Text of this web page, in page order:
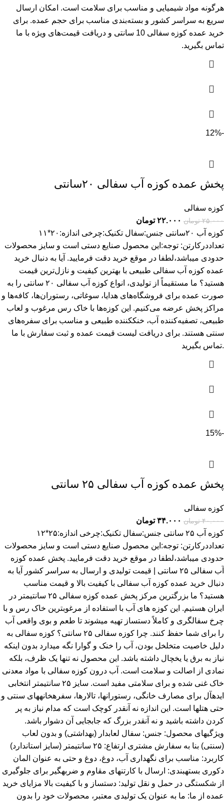
هرگونه مواد شیمیایی و مناسب برای سلامت است. امکان ارسال
سریع به سراسر کشور و بسته‌بندی مناسب برای حجم عمده. برای
خرید عمده کوزه سفالی 10 سانتی و دریافت قیمت‌های ویژه با ما
تماس بگیرید.
-12%
پخش عمده کوزه آب سفالی ۲۰سانتی
کوزه سفالی
۲۵.۰۰۰ تومان ۲۲.۰۰۰ تومان
کوزه آب ۲۰سانتی جنس:سفال تکنیک:چرخی اندازه:۲۰*۱۱
تعداددرکارتن: توجه:این محصول صنایع دستی است و سایز محصولات
حدودی میباشد،لطفا در موقع خرید دقت فرمایید. آیا به دنبال خرید
عمده کوزه آب سفالی طبیعی با بهترین کیفیت و نازل‌ترین قیمت
هستید؟ ما مستقیماً از تولیدی، انواع کوزه آب سفالی ۲۰ سانتی را به
صورت عمده برای فروشگاه‌های هدایا، سوغاتی، رستوران‌ها، کافه‌ها و
مراکز پخش عرضه می‌کنیم. این کوزه‌ها با خاک رس مرغوب و لعاب
طبیعی، تصفیه‌کننده آب، خنک‪کننده طبیعى و مناسب برای سفره‌های
سنتی هستند. برای دریافت لیست قیمت عمده و ثبت سفارش با ما
تماس بگیرید.
-15%
پخش عمده کوزه آب سفالی ۲۵ سانتی
کوزه سفالی
۴۰.۰۰۰ تومان ۳۴.۰۰۰ تومان
کوزه آب ۲۵ سانتی جنس:سفال تکنیک:چرخی اندازه:۲۵*۱۲
تعداددرکارتن: توجه:این محصول صنایع دستی است و سایز محصولات
حدودی میباشد،لطفا در موقع خرید دقت فرمایید. پخش عمده کوزه
آب سفالی ۲۵ سانتی | قیمت تولیدی و ارسال به سراسر کشور آیا به
دنبال خرید عمده کوزه آب سفالی با کیفیت بالا و قیمت مناسب
هستید؟ ما بزرگترین مرکز پخش عمده کوزه سفالی ۲۵ سانتیمتر در
ایران هستیم. این کوزه های آب با استفاده از مرغوبترین خاک رس و با
چرخ سفالگری و کاملاً دستساز تهیه میشوند تا طعم و بوی واقعی آب
را برای شما حفظ کنند. چرا کوزه سفالی ۲۵ سانتی؟ کوزه سفالی به
دلیل خاصیت متخلخل بودن، آب را خنک و گوارا نگه میدارد بدون اینکه
نیاز به برق یا یخچال داشته باشد. این محصول نه تنها یک ظرف، بلکه
نمادی از اصالت و سلامت است. آب درون کوزه سفالی با مواد معدنی
خاک غنی شده و برای سلامتی مفید است. سایز ۲۵ سانتیمتر انتخابی
ایدهآل برای مصارف خانگی، رستورانها، تالارها، سفرهخانههای سنتی و
حتی هتلها است. این اندازه نه آنقدر کوچک است که مدام نیاز به پر
کردن داشته باشید و نه آنقدر بزرگ که جابجایی آن دشوار باشد.
ویژگیهای محصول: جنس: سفال لعابدار (بهداشتی) و بدون لعاب
(سنتی) بنا به سفارش مشتری ارتفاع: ۲۵ سانتیمتر (سایز استاندارد)
کاربرد: مناسب برای نگهداری آب، دوغ، دوغ و حتی به عنوان المان
دکوری بستهبندی: ارسال با کارتنهای مقاوم و ضربهگیر برای جلوگیری
از شکستگی در حمل و نقل تولید: دستساز و با کیفیت بالا مزایای خرید
عمده از ما: ما به عنوان یک تولیدی معتبر، محصولات خود را بدون